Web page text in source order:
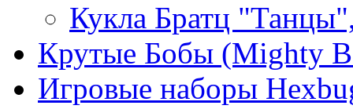
Кукла Братц
Крутые Бобы (Mighty
Игровые наборы